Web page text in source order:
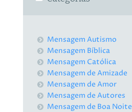
Mensagem Autismo
Mensagem Bíblica
Mensagem Católica
Mensagem de Amizade
Mensagem de Amor
Mensagem de Autores
Mensagem de Boa Noite